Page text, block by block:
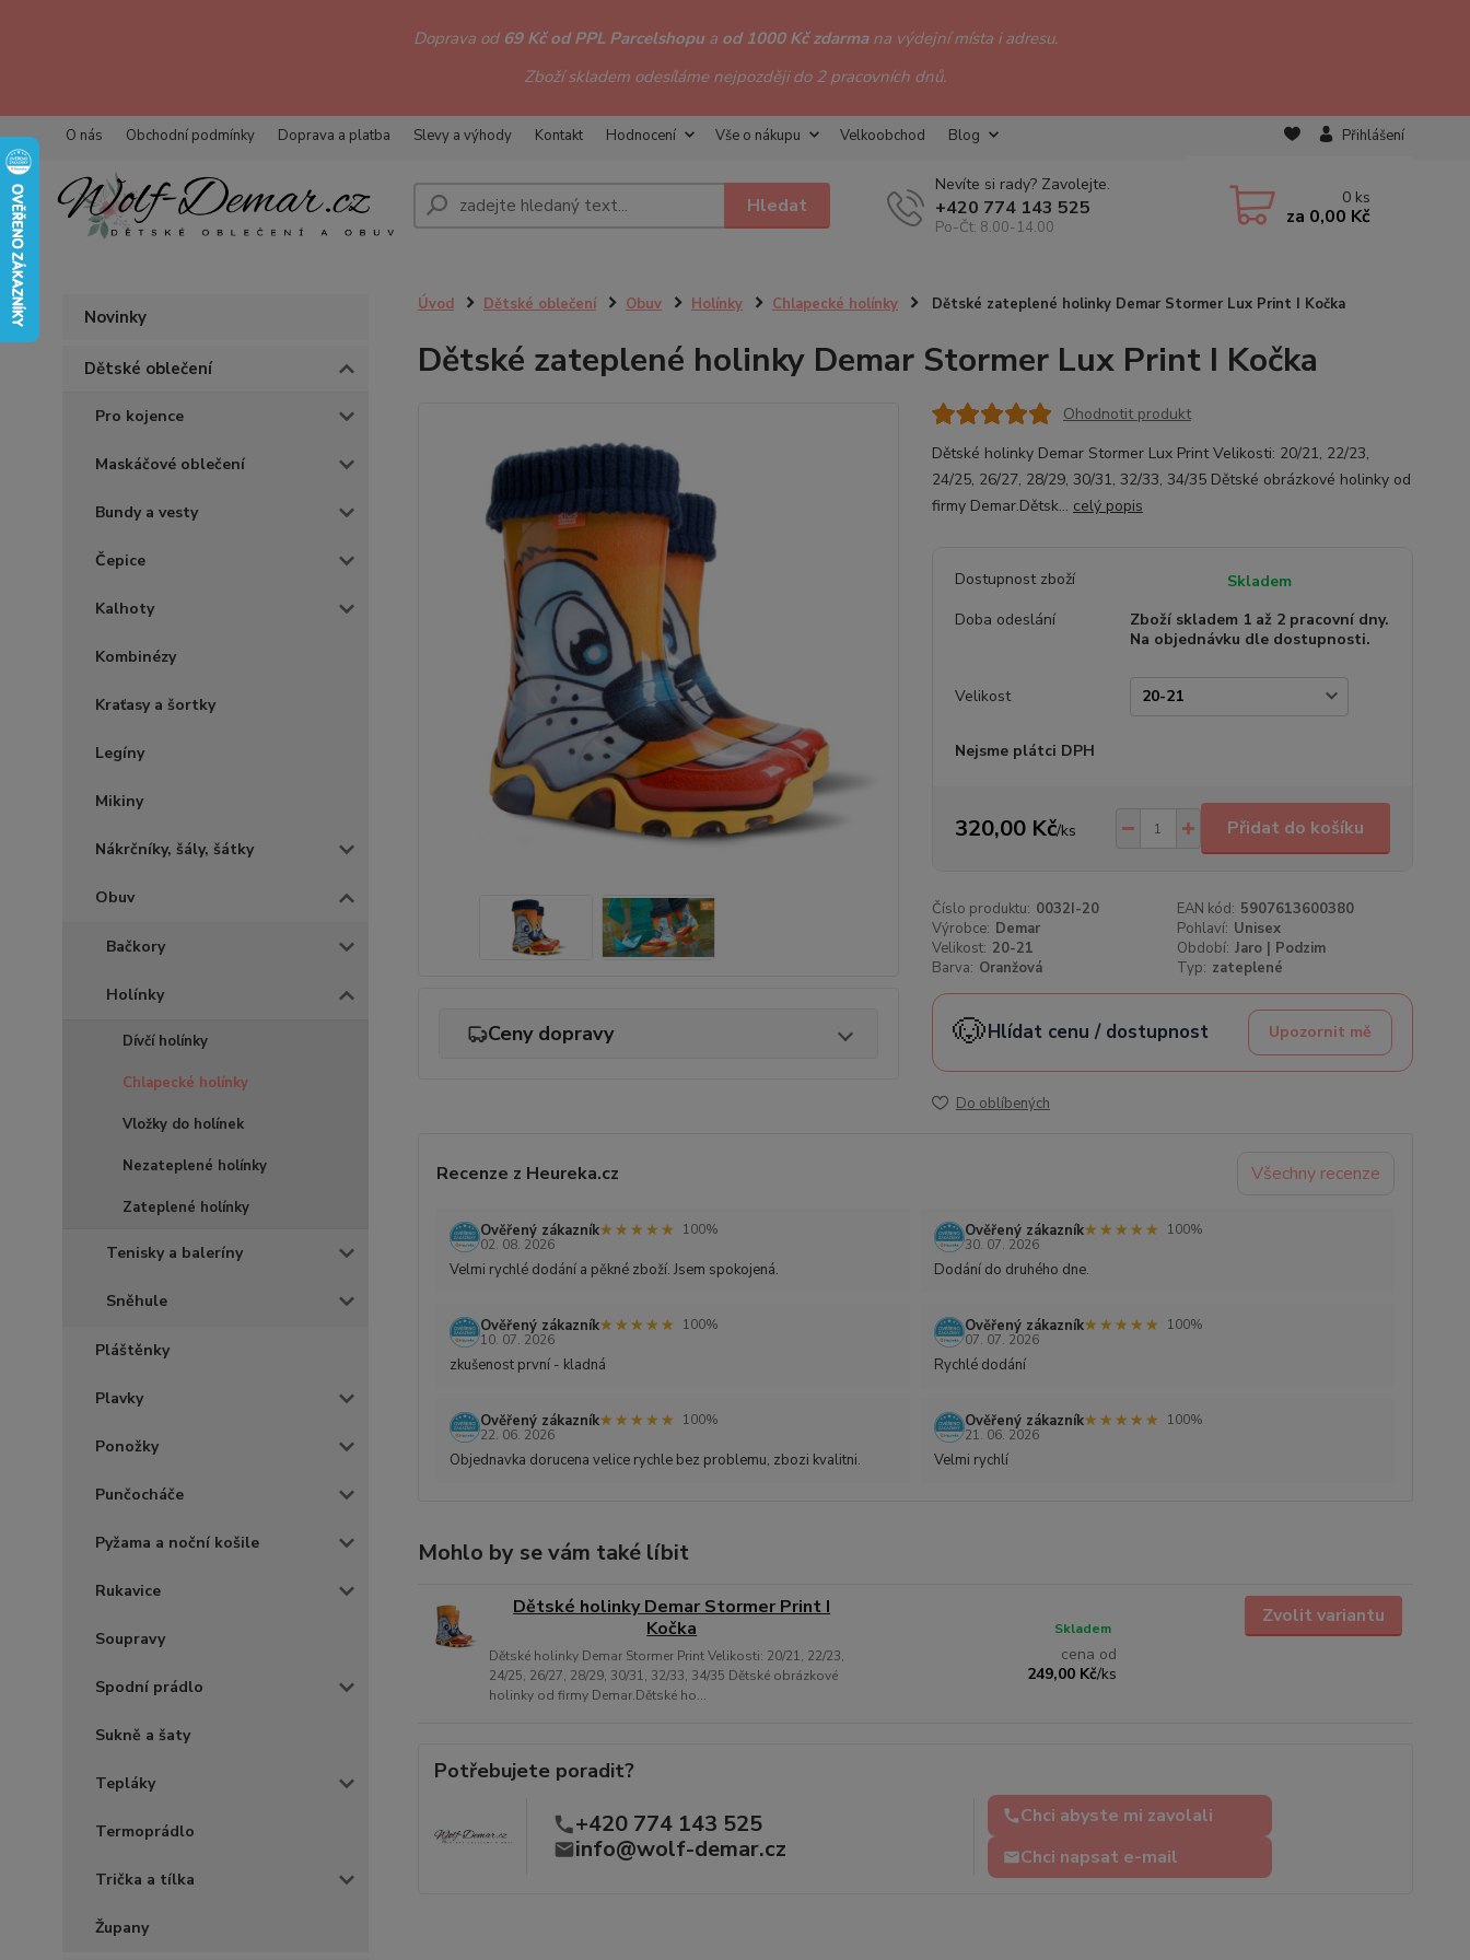
Doprava od 69 Kč od PPL Parcelshopua od 1000 Kč zdarma na výdejní místa i adresu.
Zboží skladem odesíláme nejpozději do 2 pracovních dnů.
O nás Obchodní podmínky Doprava a platba Slevy a výhody Kontakt Hodnocení Vše o nákupu Velkoobchod Blog Přihlášení
Hledat
Nevíte si rady? Zavolejte.
+420 774 143 525
Po-Čt: 8.00-14.00
0 ks
za 0,00 Kč
Novinky
Dětské oblečení
Pro kojence
Maskáčové oblečení
Bundy a vesty
Čepice
Kalhoty
Kombinézy
Kraťasy a šortky
Legíny
Mikiny
Nákrčníky, šály, šátky
Obuv
Bačkory
Holínky
Dívčí holínky
Chlapecké holínky
Vložky do holínek
Nezateplené holínky
Zateplené holínky
Tenisky a baleríny
Sněhule
Pláštěnky
Plavky
Ponožky
Punčocháče
Pyžama a noční košile
Rukavice
Soupravy
Spodní prádlo
Sukně a šaty
Tepláky
Termoprádlo
Trička a tílka
Župany
Úvod Dětské oblečení Obuv Holínky Chlapecké holínky Dětské zateplené holinky Demar Stormer Lux Print I Kočka
Dětské zateplené holinky Demar Stormer Lux Print I Kočka
Ceny dopravy
Ohodnotit produkt
Dětské holinky Demar Stormer Lux Print Velikosti: 20/21, 22/23,
24/25, 26/27, 28/29, 30/31, 32/33, 34/35 Dětské obrázkové holinky od
firmy Demar.Dětsk... celý popis
Dostupnost zboží
Skladem
Doba odeslání
Zboží skladem 1 až 2 pracovní dny.
Na objednávku dle dostupnosti.
Velikost
Nejsme plátci DPH
320,00 Kč/ks Přidat do košíku
Číslo produktu: 0032I-20 EAN kód: 5907613600380
Výrobce: Demar Pohlaví: Unisex
Velikost: 20-21 Období: Jaro | Podzim
Barva: Oranžová Typ: zateplené
🐶Hlídat cenu / dostupnost Upozornit mě
Do oblíbených
Recenze z Heureka.cz Všechny recenze
Ověřený zákazník★★★★★
★★★★★
100%
02. 08. 2026
Velmi rychlé dodání a pěkné zboží. Jsem spokojená.
Ověřený zákazník★★★★★
★★★★★
100%
30. 07. 2026
Dodání do druhého dne.
Ověřený zákazník★★★★★
★★★★★
100%
10. 07. 2026
zkušenost první - kladná
Ověřený zákazník★★★★★
★★★★★
100%
07. 07. 2026
Rychlé dodání
Ověřený zákazník★★★★★
★★★★★
100%
22. 06. 2026
Objednavka dorucena velice rychle bez problemu, zbozi kvalitni.
Ověřený zákazník★★★★★
★★★★★
100%
21. 06. 2026
Velmi rychlí
Mohlo by se vám také líbit
Dětské holinky Demar Stormer Print I
Kočka
Dětské holinky Demar Stormer Print Velikosti: 20/21, 22/23,
24/25, 26/27, 28/29, 30/31, 32/33, 34/35 Dětské obrázkové
holinky od firmy Demar.Dětské ho...
cena od
249,00 Kč/ks
Skladem
Zvolit variantu
Potřebujete poradit?
+420 774 143 525
info@wolf-demar.cz
Chci abyste mi zavolali
Chci napsat e-mail